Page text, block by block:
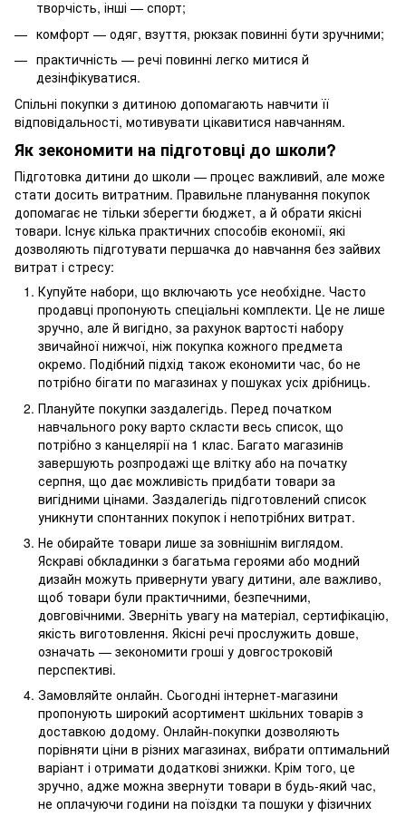
творчість, інші — спорт;
комфорт — одяг, взуття, рюкзак повинні бути зручними;
практичність — речі повинні легко митися й
дезінфікуватися.
Спільні покупки з дитиною допомагають навчити її
відповідальності, мотивувати цікавитися навчанням.
Як зекономити на підготовці до школи?
Підготовка дитини до школи — процес важливий, але може
стати досить витратним. Правильне планування покупок
допомагає не тільки зберегти бюджет, а й обрати якісні
товари. Існує кілька практичних способів економії, які
дозволяють підготувати першачка до навчання без зайвих
витрат і стресу:
Купуйте набори, що включають усе необхідне. Часто
продавці пропонують спеціальні комплекти. Це не лише
зручно, але й вигідно, за рахунок вартості набору
звичайної нижчої, ніж покупка кожного предмета
окремо. Подібний підхід також економити час, бо не
потрібно бігати по магазинах у пошуках усіх дрібниць.
Плануйте покупки заздалегідь. Перед початком
навчального року варто скласти весь список, що
потрібно з канцелярії на 1 клас. Багато магазинів
завершують розпродажі ще влітку або на початку
серпня, що дає можливість придбати товари за
вигідними цінами. Заздалегідь підготовлений список
уникнути спонтанних покупок і непотрібних витрат.
Не обирайте товари лише за зовнішнім виглядом.
Яскраві обкладинки з багатьма героями або модний
дизайн можуть привернути увагу дитини, але важливо,
щоб товари були практичними, безпечними,
довговічними. Зверніть увагу на матеріал, сертифікацію,
якість виготовлення. Якісні речі прослужить довше,
означать — зекономити гроші у довгостроковій
перспективі.
Замовляйте онлайн. Сьогодні інтернет-магазини
пропонують широкий асортимент шкільних товарів з
доставкою додому. Онлайн-покупки дозволяють
порівняти ціни в різних магазинах, вибрати оптимальний
варіант і отримати додаткові знижки. Крім того, це
зручно, адже можна звернути товари в будь-який час,
не оплачуючи години на поїздки та пошуки у фізичних